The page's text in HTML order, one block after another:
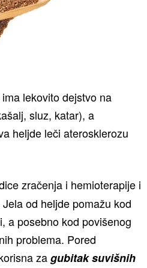
lekovito dejstvo na
sluz, katar), a
heljde leči aterosklerozu
zračenja i hemioterapije i
od heljde pomažu kod
a posebno kod povišenog
problema. Pored
zagubitak suvišnih